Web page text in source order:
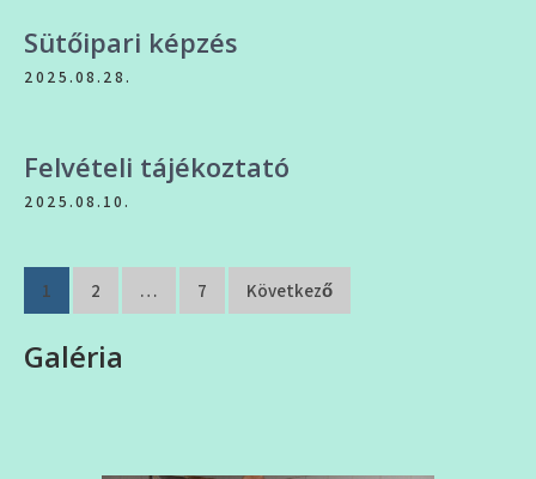
Sütőipari képzés
2025.08.28.
Felvételi tájékoztató
2025.08.10.
Bejegyzés
navigáció
1 2 … 7 Következő
Galéria